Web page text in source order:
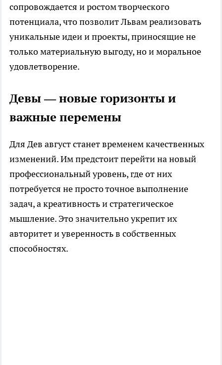
сопровождается и ростом творческого
потенциала, что позволит Львам реализовать
уникальные идеи и проекты, приносящие не
только материальную выгоду, но и моральное
удовлетворение.
Девы — новые горизонты и
важные перемены
Для Дев август станет временем качественных
изменений. Им предстоит перейти на новый
профессиональный уровень, где от них
потребуется не просто точное выполнение
задач, а креативность и стратегическое
мышление. Это значительно укрепит их
авторитет и уверенность в собственных
способностях.